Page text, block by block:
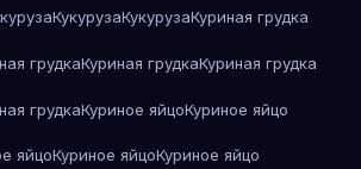
КукурузаКукурузаКуриная грудка
грудкаКуриная грудкаКуриная грудка
грудкаКуриное яйцоКуриное яйцо
яйцоКуриное яйцоКуриное яйцо